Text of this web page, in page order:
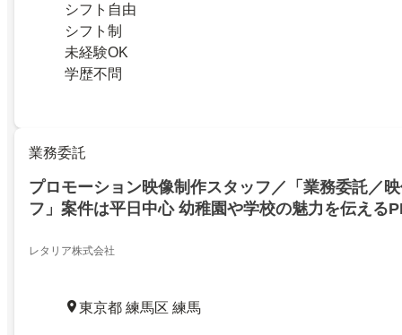
シフト自由
シフト制
未経験OK
学歴不問
業務委託
プロモーション映像制作スタッフ／「業務委託／
フ」案件は平日中心 幼稚園や学校の魅力を伝える
レタリア株式会社
東京都 練馬区 練馬